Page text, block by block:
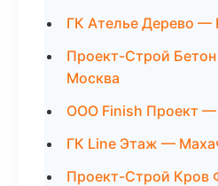
ГК Ателье Дерево —
Проект-Строй
Москва
ООО Finish Проект —
ГК Line Этаж —
Проект-Строй Кров